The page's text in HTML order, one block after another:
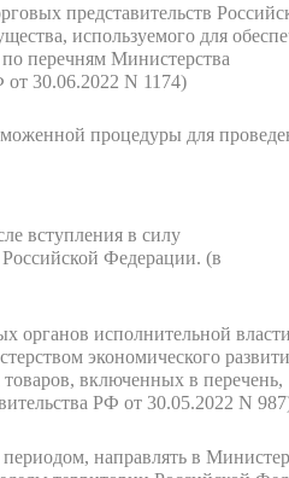
представительств
используемого для
по перечням Министерства
30.06.2022 N 1174)
процедуры для
вступления в силу
Федерации. (в
органов исполнительной
экономического
включенных в перечень,
РФ от 30.05.2022 N
направлять в